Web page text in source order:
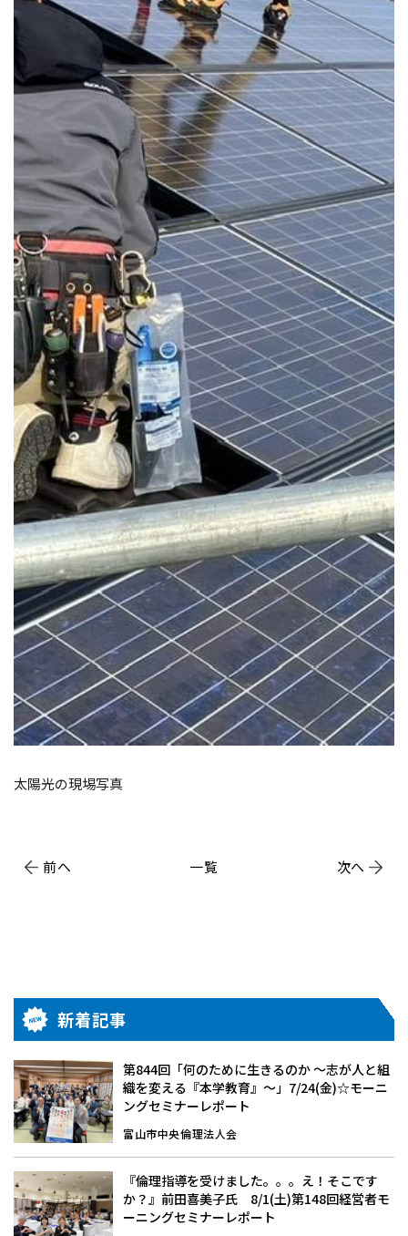
太陽光の現埸写真
前へ 一覧 次へ
新着記事
第844回「何のために生きるのか 〜志が人と組
織を変える『本学教育』〜」7/24(金)☆モーニ
ングセミナーレポート
富山市中央倫理法人会
『倫理指導を受けました。。。え！そこです
か？』前田喜美子氏 8/1(土)第148回経営者モ
ーニングセミナーレポート